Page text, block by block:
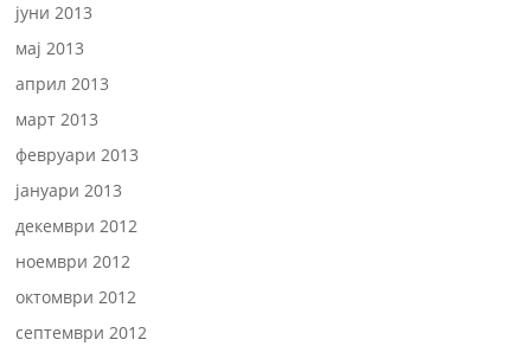
јуни 2013
мај 2013
април 2013
март 2013
февруари 2013
јануари 2013
декември 2012
ноември 2012
октомври 2012
септември 2012